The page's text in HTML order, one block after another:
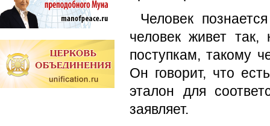
Человек
человек живет так,
поступкам, такому
Он говорит, что
эталон для
заявляет.